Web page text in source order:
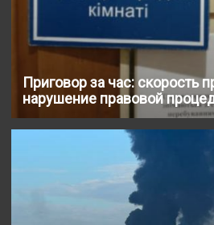
Приговор за час: скорость
нарушение правовой